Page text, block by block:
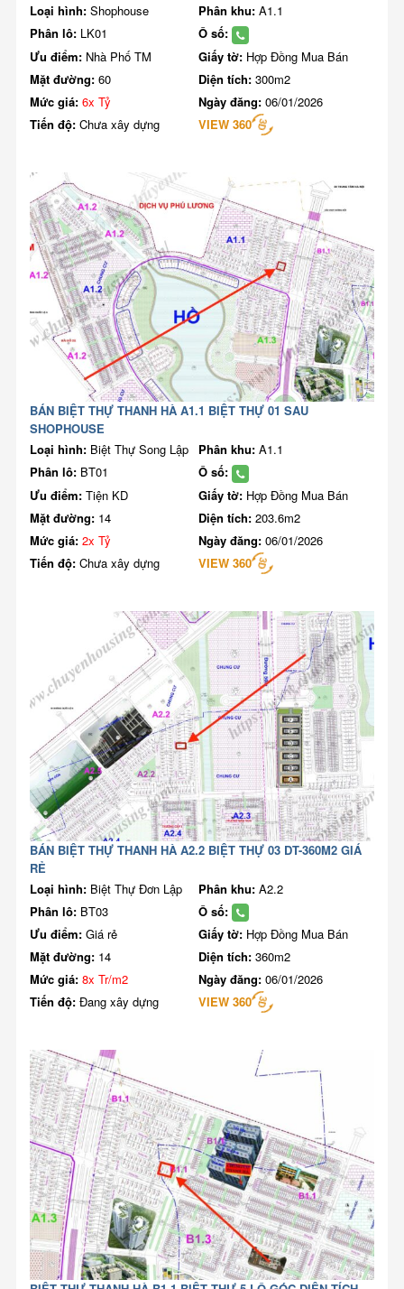
Loại hình: Shophouse Phân khu: A1.1
Phân lô: LK01
Ô số:
Ưu điểm: Nhà Phố TM Giấy tờ: Hợp Đồng Mua Bán
Mặt đường: 60 Diện tích: 300m2
Mức giá: 6x Tỷ Ngày đăng: 06/01/2026
Tiến độ: Chưa xây dựng VIEW 360
BÁN BIỆT THỰ THANH HÀ A1.1 BIỆT THỰ 01 SAU
SHOPHOUSE
Loại hình: Biệt Thự Song Lập Phân khu: A1.1
Phân lô: BT01
Ô số:
Ưu điểm: Tiện KD Giấy tờ: Hợp Đồng Mua Bán
Mặt đường: 14 Diện tích: 203.6m2
Mức giá: 2x Tỷ Ngày đăng: 06/01/2026
Tiến độ: Chưa xây dựng VIEW 360
BÁN BIỆT THỰ THANH HÀ A2.2 BIỆT THỰ 03 DT-360M2 GIÁ
RẺ
Loại hình: Biệt Thự Đơn Lập Phân khu: A2.2
Phân lô: BT03
Ô số:
Ưu điểm: Giá rẻ Giấy tờ: Hợp Đồng Mua Bán
Mặt đường: 14 Diện tích: 360m2
Mức giá: 8x Tr/m2 Ngày đăng: 06/01/2026
Tiến độ: Đang xây dựng VIEW 360